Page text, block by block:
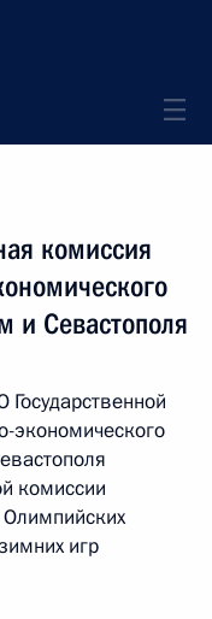
комиссия
и Севастополя
экономического
комиссии
Олимпийских
игр